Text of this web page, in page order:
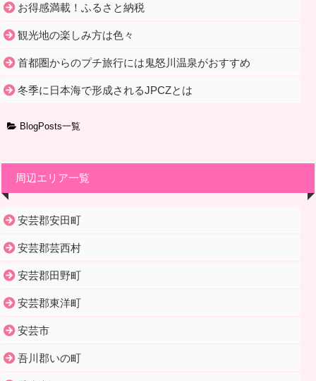
お得感満載！ふるさと納税
観光地の楽しみ方は色々
首都圏からのプチ旅行には鬼怒川温泉がおすすめ
冬季に日本海で形成されるJPCZとは
BlogPosts一覧
周辺エリア一覧
安芸郡安田町
安芸郡芸西村
安芸郡田野町
安芸郡東洋町
安芸市
吾川郡いの町